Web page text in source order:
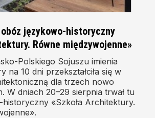
językowo-historyczny
Równe międzywojenne»
Polskiego Sojuszu imienia
na 10 dni przekształciła się w
dla trzech nowo
W dniach 20–29 sierpnia trwał tu
«Szkoła Architektury.